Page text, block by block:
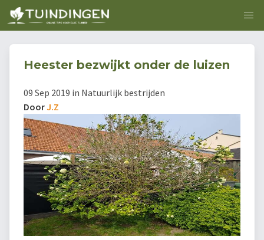
Heester bezwijkt onder de luizen
09 Sep 2019 in Natuurlijk bestrijden
DoorJ.Z